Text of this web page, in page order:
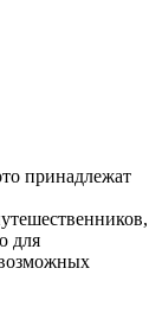
принадлежат
для